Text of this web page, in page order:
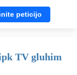
peticijo
TV gluhim